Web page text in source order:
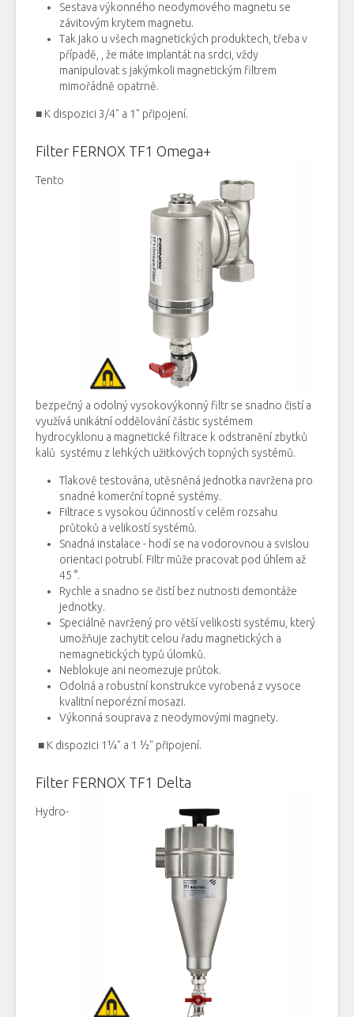
Sestava výkonného neodymového magnetu se
závitovým krytem magnetu.
Tak jako u všech magnetických produktech, třeba v
případě, , že máte implantát na srdci vždy
manipulovat s jakýmkoli magnetickým fil trem
mimořádně opatrně.
■ K dispozici 3/4" a 1" připojení.
Filter FERNOX TF1 Omega+
Tento
bezpečný a odolnývysokovýkonný filtr se snadno čistí a
využívá unikátní oddělováníčástic systémem
hydrocyklonu a magnetické filtrace k odstranění zbytků
kal ů systému z lehkých užitkových topných systémů.
Tlakově testována utěsněná jednotka navržena pro
snadné komerční topné systémy.
Filtrace s vysokou účinnostív celém rozsahu
průtoků a velikostí systémů.
Snadná instalace - hodí se na vodorovnou a svislou
orientaci potrubí. Filtr může pracovat pod úhlem až
45 °.
Rychle a snadno se čistí bez nutnosti demontáže
jednotky.
Speciálně navržený pro větší velikosti systému , který
umožňuje zachytit celou řadu magnetických a
nemagnetických typů úlomků.
Neblokuje ani neomezuje průtok.
Odolná a robustní konstrukce vyrobená z vysoce
kvalitní neporézní mosazi.
Výkonná souprava z neodymovými magnety.
■ K dispozici 1¼" a 1 ½" připojení.
Filter FERNOX TF1 Delta
Hydro-